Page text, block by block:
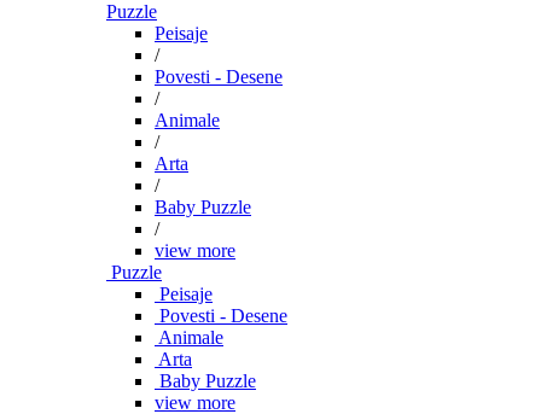
Puzzle
Peisaje
/
Povesti - Desene
/
Animale
/
Arta
/
Baby Puzzle
/
view more
Puzzle
Peisaje
Povesti - Desene
Animale
Arta
Baby Puzzle
view more